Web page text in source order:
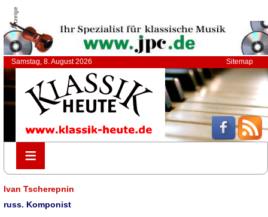
Anzeige
Samstag, 8. August 2026 Sitemap
≡
≡
Ivan Tscherepnin
russ. Komponist